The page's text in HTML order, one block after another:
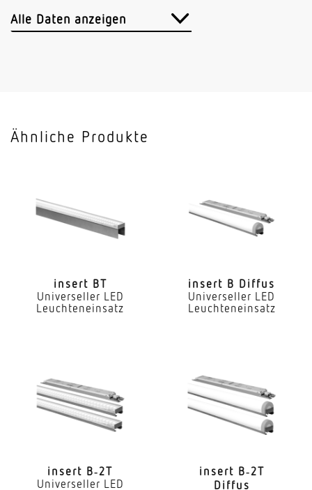
7337 lm
Dimmung DALI
Nein
Farbtemperatur
4000 K
Geeignet für Lichtbandkonfiguration
geeignet für Durchgangsverdrahtung
Alle Daten anzeigen
Ähnliche Produkte
insert BT
Universeller LED
Leuchteneinsatz
insert B Diffus
Universeller LED
Leuchteneinsatz
insert B‑2T
Universeller LED
insert B‑2T
Diffus